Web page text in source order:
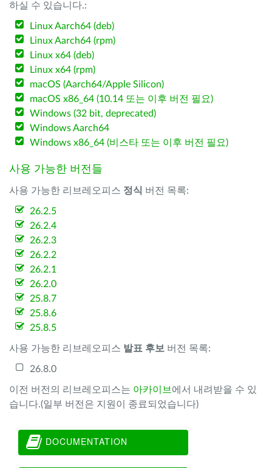
하실 수 있습니다.:
Linux Aarch64 (deb)
Linux Aarch64 (rpm)
Linux x64 (deb)
Linux x64 (rpm)
macOS (Aarch64/Apple Silicon)
macOS x86_64 (10.14 또는 이후 버전 필요)
Windows (32 bit, deprecated)
Windows Aarch64
Windows x86_64 (비스타 또는 이후 버전 필요)
사용 가능한 버전들
사용 가능한 리브레오피스 정식 버전 목록:
26.2.5
26.2.4
26.2.3
26.2.2
26.2.1
26.2.0
25.8.7
25.8.6
25.8.5
사용 가능한 리브레오피스 발표 후보 버전 목록:
26.8.0
이전 버전의 리브레오피스는 아카이브 에서 내려받을 수 있
습니다.(일부 버전은 지원이 종료되었습니다)
DOCUMENTATION